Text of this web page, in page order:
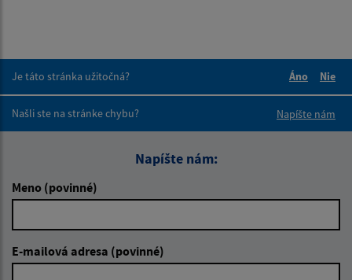
Je táto stránka užitočná?
Áno
Nie
Našli ste na stránke chybu?
Napíšte nám
Napíšte nám:
Meno (povinné)
E-mailová adresa (povinné)